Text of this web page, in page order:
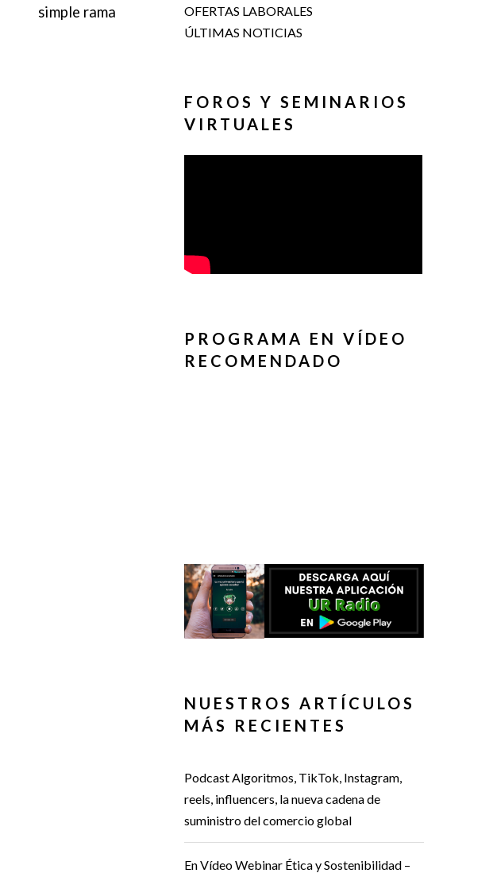
simple rama
OFERTAS LABORALES
ÚLTIMAS NOTICIAS
FOROS Y SEMINARIOS
VIRTUALES
PROGRAMA EN VÍDEO
RECOMENDADO
NUESTROS ARTÍCULOS
MÁS RECIENTES
Podcast Algoritmos, TikTok, Instagram,
reels, influencers, la nueva cadena de
suministro del comercio global
En Vídeo Webinar Ética y Sostenibilidad –